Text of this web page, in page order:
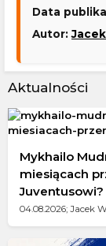
Data
Autor:
Aktualności
Mykhailo
miesiącach
Juventusowi?
04.08.2026; Jacek